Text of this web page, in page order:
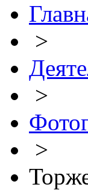
>
>
>